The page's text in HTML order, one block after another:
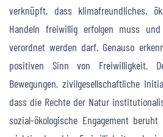
verknüpft, dass klimafreundliches,
Handeln freiwillig erfolgen muss
verordnet werden darf. Genauso
positiven Sinn von Freiwilligkeit.
Bewegungen, zivilgesellschaftliche
dass die Rechte der Natur
sozial-ökologische Engagement